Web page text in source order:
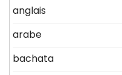
anglais
arabe
bachata